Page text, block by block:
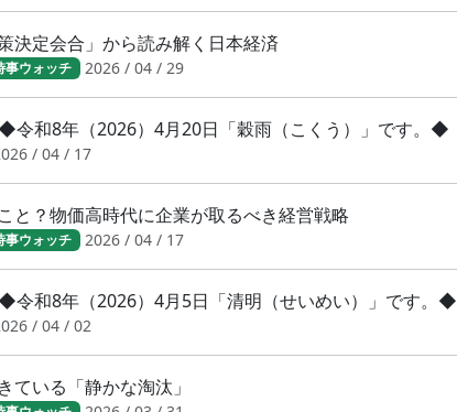
決定会合」から読み解く日本経済
事ウォッチ 2026 / 04 / 29
和8年（2026）4月20日「穀雨（こくう）」です。◆
/ 04 / 17
と？物価高時代に企業が取るべき経営戦略
事ウォッチ 2026 / 04 / 17
和8年（2026）4月5日「清明（せいめい）」です。◆
/ 04 / 02
ている「静かな淘汰」